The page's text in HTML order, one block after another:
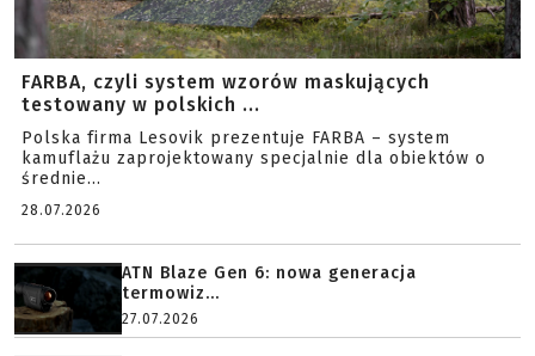
FARBA, czyli system wzorów maskujących
testowany w polskich ...
Polska firma Lesovik prezentuje FARBA – system
kamuflażu zaprojektowany specjalnie dla obiektów o
średnie...
28.07.2026
ATN Blaze Gen 6: nowa generacja
termowiz...
27.07.2026